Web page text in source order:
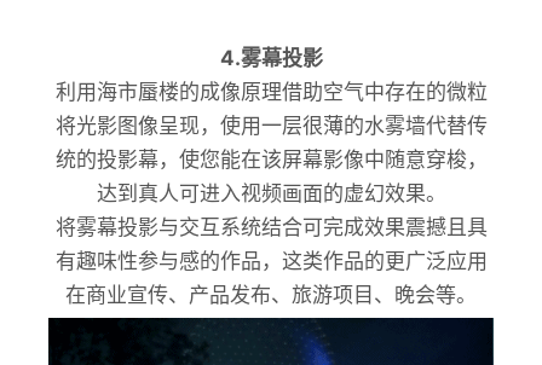
4.雾幕投影
利用海市蜃楼的成像原理借助空气中存在的微粒
将光影图像呈现，使用一层很薄的水雾墙代替传
统的投影幕，使您能在该屏幕影像中随意穿梭，
达到真人可进入视频画面的虚幻效果。
将雾幕投影与交互系统结合可完成效果震撼且具
有趣味性参与感的作品，这类作品的更广泛应用
在商业宣传、产品发布、旅游项目、晚会等。